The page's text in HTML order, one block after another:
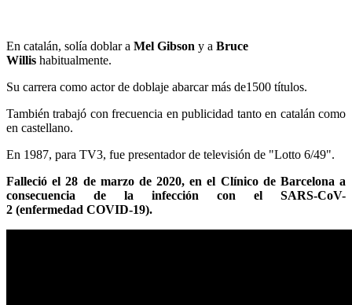
En catalán, solía doblar a Mel Gibson y a Bruce
Willis habitualmente.
Su carrera como actor de doblaje abarcar más de1500 títulos.
También trabajó con frecuencia en publicidad tanto en catalán como
en castellano.
En 1987, para TV3, fue presentador de televisión de "Lotto 6/49".
Falleció el 28 de marzo de 2020, en el Clínico de Barcelona a
consecuencia de la infección con el SARS-CoV-
2 (enfermedad COVID-19).